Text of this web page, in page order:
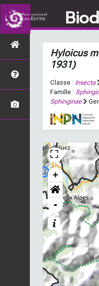
Hyloicus
1931)
Classe : Insecta
Famille :
Sphinginae
+
-